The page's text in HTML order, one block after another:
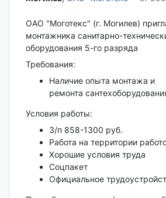
ОАО "Моготекс" (г. Могилев)
монтажника санитарно-
оборудования 5-го разряда
Требования:
Наличие опыта монтажа и
ремонта
Условия работы:
З/п 858-1300 руб.
Работа на территории
Хорошие условия труда
Соцпакет
Официальное